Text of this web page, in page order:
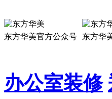
东方华美官方公众号 东方华
办公室装修